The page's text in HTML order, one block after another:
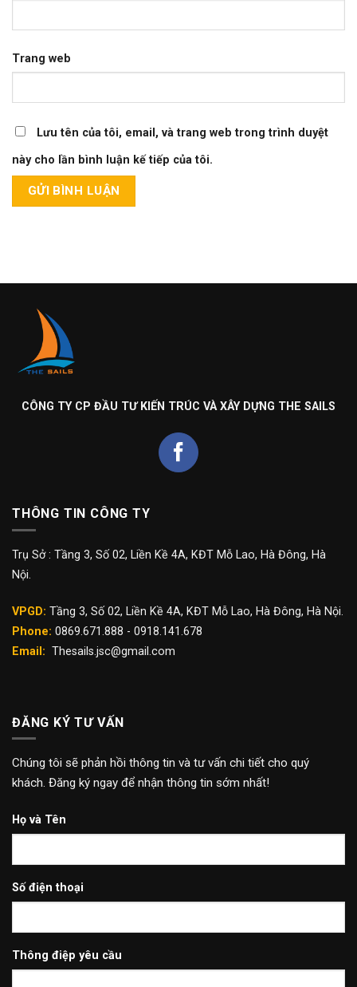
Trang web
Lưu tên của tôi, email, và trang web trong trình duyệt
này cho lần bình luận kế tiếp của tôi.
CÔNG TY CP ĐẦU TƯ KIẾN TRÚC VÀ XÂY DỰNG THE SAILS
THÔNG TIN CÔNG TY
Trụ Sở : Tầng 3, Số 02, Liền Kề 4A, KĐT Mỗ Lao, Hà Đông, Hà
Nội.
VPGD: Tầng 3, Số 02, Liền Kề 4A, KĐT Mỗ Lao, Hà Đông, Hà Nội.
Phone: 0869.671.888 - 0918.141.678
Email: Thesails.jsc@gmail.com
ĐĂNG KÝ TƯ VẤN
Chúng tôi sẽ phản hồi thông tin và tư vấn chi tiết cho quý
khách. Đăng ký ngay để nhận thông tin sớm nhất!
Họ và Tên
Số điện thoại
Thông điệp yêu cầu